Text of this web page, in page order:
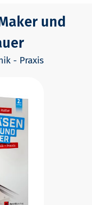
und
- Praxis